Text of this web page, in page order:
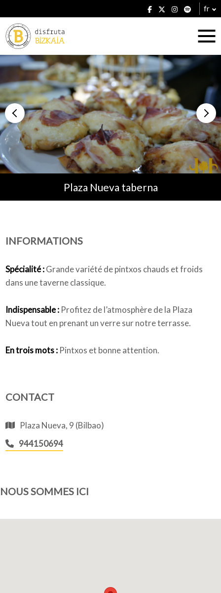
fr
Hébergement
Établissements
Plans
Plaza Nueva taberna
INFORMATIONS
Spécialité :Grande variété de pintxos chauds et froids
dans une taverne classique.
Indispensable : Profitez de l’atmosphère de la Plaza
Nueva tout en prenant un verre sur notre terrasse.
En trois mots : Pintxos et bonne attention.
CONTACT
Plaza Nueva, 9 (Bilbao)
944150694
NOUS SOMMES ICI